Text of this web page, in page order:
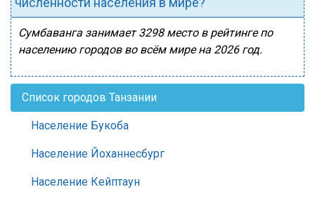
Сумбаванга занимает 3298 место в рейтинге по
населению городов во всём мире на 2026 год.
Список городов Танзании
Население Букоба
Население Йоханнесбург
Население Кейптаун